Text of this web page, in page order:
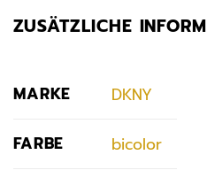
ZUSÄTZLICHE
MARKE DKNY
FARBE bicolor